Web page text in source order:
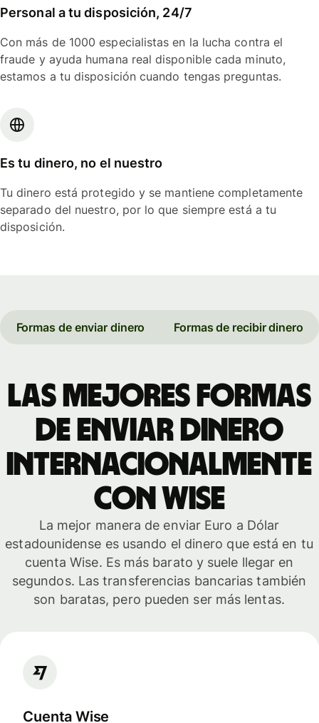
Personal a tu disposición, 24/7
Con más de 1000 especialistas en la lucha contra el
fraude y ayuda humana real disponible cada minuto,
estamos a tu disposición cuando tengas preguntas.
Es tu dinero, no el nuestro
Tu dinero está protegido y se mantiene completamente
separado del nuestro, por lo que siempre está a tu
disposición.
Formas de enviar dinero Formas de recibir dinero
Las mejores formas
de enviar dinero
internacionalmente
con Wise
La mejor manera de enviar Euro a Dólar
estadounidense es usando el dinero que está en tu
cuenta Wise. Es más barato y suele llegar en
segundos. Las transferencias bancarias también
son baratas, pero pueden ser más lentas.
Cuenta Wise